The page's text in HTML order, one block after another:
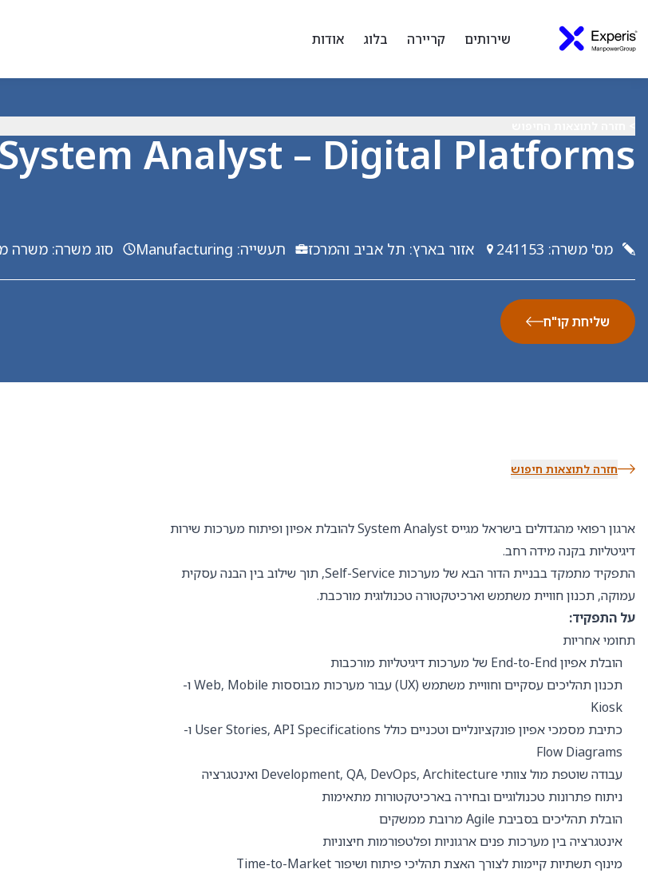
שירותים קריירה בלוג אודות
System Analyst – Digital Platforms
מס' משרה:
241153 אזור בארץ: תל אביב והמרכז תעשייה:
Manufacturing סוג משרה: משרה
שליחת קו"ח
חזרה לתוצאות חיפוש
ארגון רפואי מהגדולים בישראל מגייס System Analyst להובלת אפיון ופיתוח מערכות שירות
דיגיטליות בקנה מידה רחב.
התפקיד מתמקד בבניית הדור הבא של מערכות Self-Service, תוך שילוב בין הבנה עסקית
עמוקה, תכנון חוויית משתמש וארכיטקטורה טכנולוגית מורכבת.
על התפקיד:
תחומי אחריות
הובלת אפיון End-to-End של מערכות דיגיטליות מורכבות
תכנון תהליכים עסקיים וחוויית משתמש (UX) עבור מערכות מבוססות Web, Mobile ו-
Kiosk
כתיבת מסמכי אפיון פונקציונליים וטכניים כולל User Stories, API Specifications ו-
Flow Diagrams
עבודה שוטפת מול צוותי Development, QA, DevOps, Architecture ואינטגרציה
ניתוח פתרונות טכנולוגיים ובחירה בארכיטקטורות מתאימות
הובלת תהליכים בסביבת Agile מרובת ממשקים
אינטגרציה בין מערכות פנים ארגוניות ופלטפורמות חיצוניות
מינוף תשתיות קיימות לצורך האצת תהליכי פיתוח ושיפור Time-to-Market